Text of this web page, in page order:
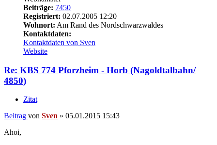
Beiträge: 7450
Registriert: 02.07.2005 12:20
Wohnort: Am Rand des Nordschwarzwaldes
Kontaktdaten:
Kontaktdaten von Sven
Website
Re: KBS 774 Pforzheim - Horb (Nagoldtalbahn/
4850)
Zitat
Beitrag von Sven » 05.01.2015 15:43
Ahoi,